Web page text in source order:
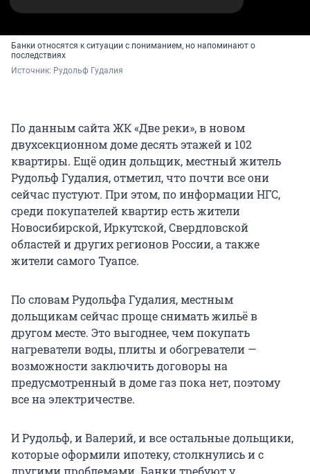
Банки относятся к ситуации с пониманием, но напоминают о
последствиях
Источник: Рудольф Гудалия
По данным сайта ЖК «Две реки», в новом
двухсекционном доме десять этажей и 102
квартиры. Ещё один дольщик, местный житель
Рудольф Гудалия, отметил, что почти все они
сейчас пустуют. При этом, по информации НГС,
среди покупателей квартир есть жители
Новосибирской, Иркутской, Свердловской
областей и других регионов России, а также
жители самого Туапсе.
По словам Рудольфа Гудалия, местным
дольщикам сейчас проще снимать жильё в
другом месте. Это выгоднее, чем покупать
нагреватели воды, плиты и обогреватели —
возможности заключить договоры на
предусмотренный в доме газ пока нет, поэтому
все на электричестве.
И Рудольф, и Валерий, и все остальные дольщики,
которые оформили ипотеку, столкнулись и с
другими проблемами. Банки требуют у